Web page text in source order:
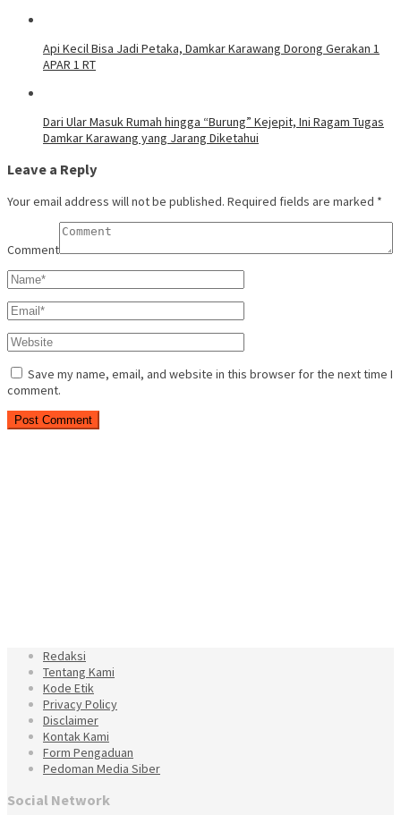
Api Kecil Bisa Jadi Petaka, Damkar Karawang Dorong Gerakan 1
APAR 1 RT
Dari Ular Masuk Rumah hingga “Burung” Kejepit, Ini Ragam Tugas
Damkar Karawang yang Jarang Diketahui
Leave a Reply
Your email address will not be published. Required fields are marked *
Comment
Save my name, email, and website in this browser for the next time I
comment.
Redaksi
Tentang Kami
Kode Etik
Privacy Policy
Disclaimer
Kontak Kami
Form Pengaduan
Pedoman Media Siber
Social Network